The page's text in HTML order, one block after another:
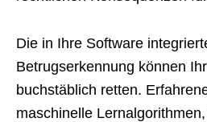
Die in Ihre Software
Betrugserkennung können
buchstäblich retten.
maschinelle